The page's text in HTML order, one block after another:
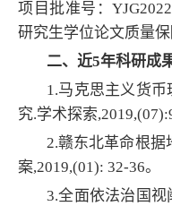
项目批准号：
研究生学位论文质量
二、近5年科研成
1.马克思主义货
究.学术探索
2.赣东北革命根据
案,2019,(01): 32-36。
3.全面依法治国